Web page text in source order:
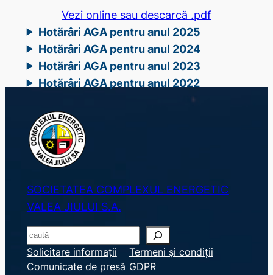
Vezi online sau descarcă .pdf
Hotărâri AGA pentru anul 2025
Hotărâri AGA pentru anul 2024
Hotărâri AGA pentru anul 2023
Hotărâri AGA pentru anul 2022
SOCIETATEA COMPLEXUL ENERGETIC
VALEA JIULUI S.A.
S
e
a
Solicitare informații
Comunicate de presă
Termeni și condiții
GDPR